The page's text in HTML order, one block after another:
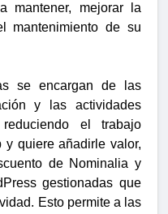
mantener, mejorar la
mantenimiento de su
se encargan de las
y las actividades
el trabajo
quiere añadirle valor,
de Nominalia y
gestionadas que
Esto permite a las